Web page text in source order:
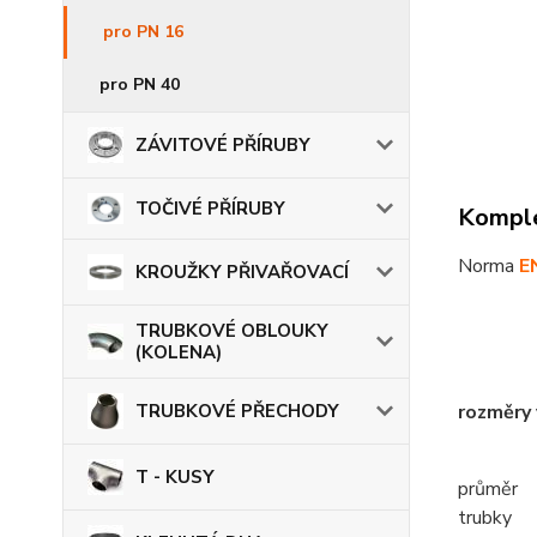
pro PN 16
pro PN 40
ZÁVITOVÉ PŘÍRUBY
TOČIVÉ PŘÍRUBY
KROUŽKY PŘIVAŘOVACÍ
TRUBKOVÉ OBLOUKY
(KOLENA)
TRUBKOVÉ PŘECHODY
T - KUSY
Norma
rozměry
průměr
trubky